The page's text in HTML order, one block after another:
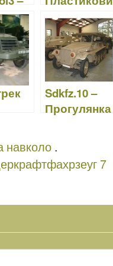
й
модельний
комплект –
Revell 80-
3186
Sdkfz.10 –
Прогулянка
навколо .
7